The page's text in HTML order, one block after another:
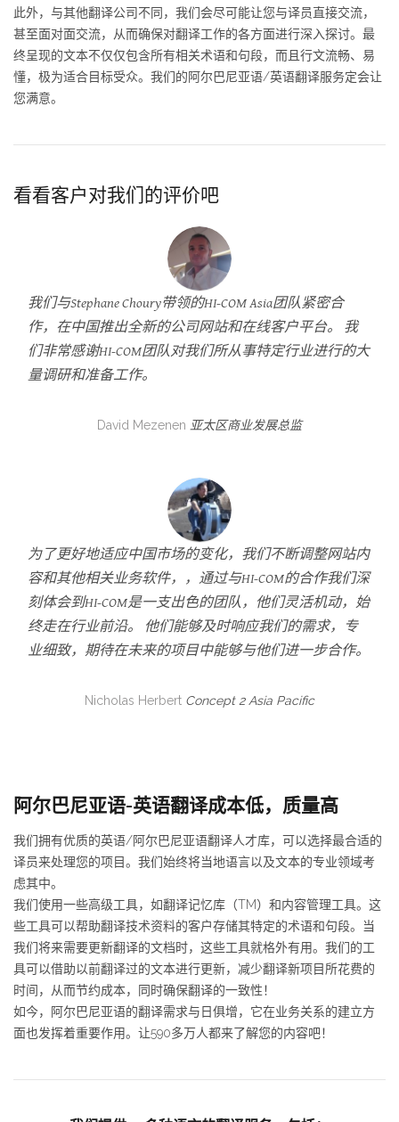
此外，与其他翻译公司不同，我们会尽可能让您与译员直接交流，
甚至面对面交流，从而确保对翻译工作的各方面进行深入探讨。最
终呈现的文本不仅仅包含所有相关术语和句段，而且行文流畅、易
懂，极为适合目标受众。我们的阿尔巴尼亚语/英语翻译服务定会让
您满意。
看看客户对我们的评价吧
我们与Stephane Choury带领的HI-COM Asia团队紧密合
作，在中国推出全新的公司网站和在线客户平台。 我
们非常感谢HI-COM团队对我们所从事特定行业进行的大
量调研和准备工作。
David Mezenen 亚太区商业发展总监
为了更好地适应中国市场的变化，我们不断调整网站内
容和其他相关业务软件，，通过与HI-COM的合作我们深
刻体会到HI-COM是一支出色的团队，他们灵活机动，始
终走在行业前沿。 他们能够及时响应我们的需求，专
业细致，期待在未来的项目中能够与他们进一步合作。
Nicholas Herbert Concept 2 Asia Pacific
阿尔巴尼亚语-英语翻译成本低，质量高
我们拥有优质的英语/阿尔巴尼亚语翻译人才库，可以选择最合适的
译员来处理您的项目。我们始终将当地语言以及文本的专业领域考
虑其中。
我们使用一些高级工具，如翻译记忆库（TM）和内容管理工具。这
些工具可以帮助翻译技术资料的客户存储其特定的术语和句段。当
我们将来需要更新翻译的文档时，这些工具就格外有用。我们的工
具可以借助以前翻译过的文本进行更新，减少翻译新项目所花费的
时间，从而节约成本，同时确保翻译的一致性！
如今，阿尔巴尼亚语的翻译需求与日俱增，它在业务关系的建立方
面也发挥着重要作用。让590多万人都来了解您的内容吧！